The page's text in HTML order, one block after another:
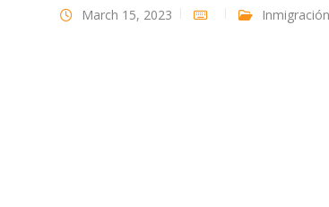
March 15, 2023 Inmigración